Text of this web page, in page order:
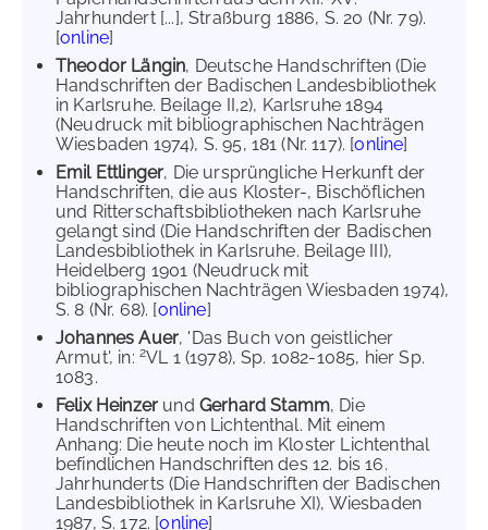
Jahrhundert [...], Straßburg 1886, S. 20 (Nr. 79).
[online]
Theodor Längin, Deutsche Handschriften (Die
Handschriften der Badischen Landesbibliothek
in Karlsruhe. Beilage II,2), Karlsruhe 1894
(Neudruck mit bibliographischen Nachträgen
Wiesbaden 1974), S. 95, 181 (Nr. 117). [online]
Emil Ettlinger, Die ursprüngliche Herkunft der
Handschriften, die aus Kloster-, Bischöflichen
und Ritterschaftsbibliotheken nach Karlsruhe
gelangt sind (Die Handschriften der Badischen
Landesbibliothek in Karlsruhe. Beilage III),
Heidelberg 1901 (Neudruck mit
bibliographischen Nachträgen Wiesbaden 1974),
S. 8 (Nr. 68). [online]
Johannes Auer, 'Das Buch von geistlicher
Armut', in: 2VL 1 (1978), Sp. 1082-1085, hier Sp.
1083.
Felix Heinzer und Gerhard Stamm, Die
Handschriften von Lichtenthal. Mit einem
Anhang: Die heute noch im Kloster Lichtenthal
befindlichen Handschriften des 12. bis 16.
Jahrhunderts (Die Handschriften der Badischen
Landesbibliothek in Karlsruhe XI), Wiesbaden
1987, S. 172. [online]